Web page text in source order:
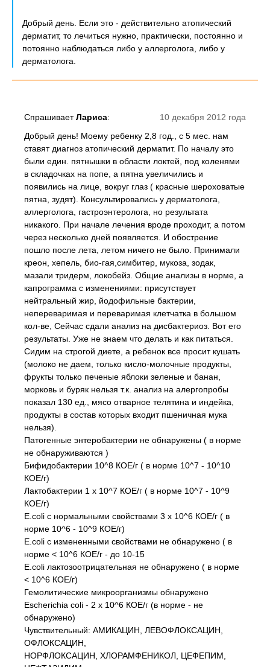
Добрый день. Если это - действительно атопический
дерматит, то лечиться нужно, практически, постоянно и
потоянно наблюдаться либо у аллерголога, либо у
дерматолога.
10 декабря 2012 года
СпрашиваетЛариса:
Добрый день! Моему ребенку 2,8 год., с 5 мес. нам
ставят диагноз атопический дерматит. По началу это
были един. пятнышки в области локтей, под коленями
в складочках на попе, а пятна увеличились и
появились на лице, вокруг глаз ( красные шероховатые
пятна, зудят). Консультировались у дерматолога,
аллерголога, гастроэнтеролога, но результата
никакого. При начале лечения вроде проходит, а потом
через несколько дней появляется. И обострение
пошло после лета, летом ничего не было. Принимали
креон, хепель, био-гая,симбитер, мукоза, зодак,
мазали тридерм, локобейз. Общие анализы в норме, а
капрограмма с изменениями: присутствует
нейтральный жир, йодофильные бактерии,
непереваримая и переваримая клетчатка в большом
кол-ве, Сейчас сдали анализ на дисбактериоз. Вот его
результаты. Уже не знаем что делать и как питаться.
Сидим на строгой диете, а ребенок все просит кушать
(молоко не даем, только кисло-молочные продукты,
фрукты только печеные яблоки зеленые и банан,
морковь и буряк нельзя т.к. анализ на алергопробы
показал 130 ед., мясо отварное телятина и индейка,
продукты в состав которых входит пшеничная мука
нельзя).
Патогенные энтеробактерии не обнаружены ( в норме
не обнаруживаются )
Бифидобактерии 10^8 КОЕ/г ( в норме 10^7 - 10^10
КОЕ/г)
Лактобактерии 1 x 10^7 КОЕ/г ( в норме 10^7 - 10^9
КОЕ/г)
E.coli с нормальными свойствами 3 x 10^6 КОЕ/г ( в
норме 10^6 - 10^9 КОЕ/г)
E.coli с измененными свойствами не обнаружено ( в
норме < 10^6 КОЕ/г - до 10-15
E.coli лактозоотрицательная не обнаружено ( в норме
< 10^6 КОЕ/г)
Гемолитические микроорганизмы обнаружено
Escherichia coli - 2 x 10^6 КОЕ/г (в норме - не
обнаружено)
Чувствительный: АМИКАЦИН, ЛЕВОФЛОКСАЦИН,
ОФЛОКСАЦИН,
НОРФЛОКСАЦИН, ХЛОРАМФЕНИКОЛ, ЦЕФЕПИМ,